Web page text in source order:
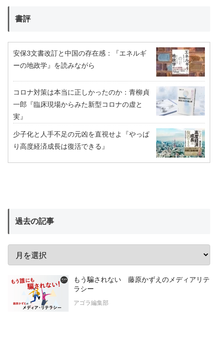
書評
安保3文書改訂と中国の存在感：『エネルギ
ーの地政学』を読みながら
コロナ対策は本当に正しかったのか：青柳貞
一郎『臨床現場からみた新型コロナの虚と
実』
少子化と人手不足の元凶を直視せよ『やっぱ
り高度経済成長は復活できる』
過去の記事
もう騙されない 藤原かずえのメディアリテ
ラシー
アゴラ編集部